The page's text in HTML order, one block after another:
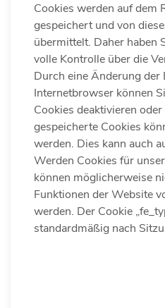
Cookies werden auf dem
gespeichert und von
übermittelt. Daher haben
volle Kontrolle über die
Durch eine Änderung der
Internetbrowser können
Cookies deaktivieren
gespeicherte Cookies
werden. Dies kann auch
Werden Cookies für
können möglicherweise
Funktionen der Website
werden. Der Cookie
standardmäßig nach